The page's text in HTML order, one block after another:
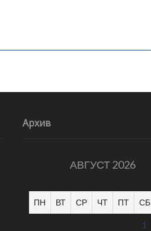
Архив
АВГУСТ 2026
ПН ВТ СР ЧТ ПТ СБ
1